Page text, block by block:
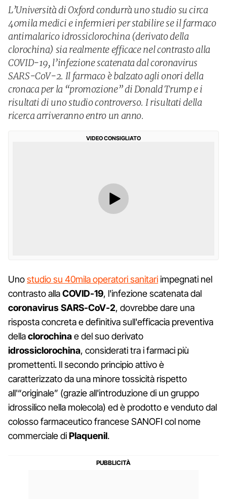
L’Università di Oxford condurrà uno studio su circa
40mila medici e infermieri per stabilire se il farmaco
antimalarico idrossiclorochina (derivato della
clorochina) sia realmente efficace nel contrasto alla
COVID-19, l’infezione scatenata dal coronavirus
SARS-CoV-2. Il farmaco è balzato agli onori della
cronaca per la “promozione” di Donald Trump e i
risultati di uno studio controverso. I risultati della
ricerca arriveranno entro un anno.
VIDEO CONSIGLIATO
Unostudio su 40mila operatori sanitariimpegnati nel
contrasto allaCOVID-19, l'infezione scatenata dal
coronavirus SARS-CoV-2, dovrebbe dare una
risposta concreta e definitiva sull'efficacia preventiva
dellaclorochinae del suo derivato
idrossiclorochina, considerati tra i farmaci più
promettenti. Il secondo principio attivo è
caratterizzato da una minore tossicità rispetto
all'“originale” (grazie all'introduzione di un gruppo
idrossilico nella molecola) ed è prodotto e venduto dal
colosso farmaceutico francese SANOFI col nome
commerciale diPlaquenil.